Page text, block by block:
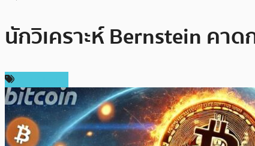
นักวิเคราะห์ Bernstein คา